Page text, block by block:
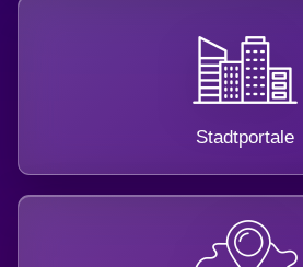
Stadtportale